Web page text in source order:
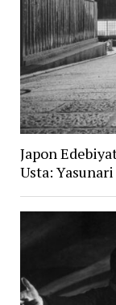
Japon
Usta: